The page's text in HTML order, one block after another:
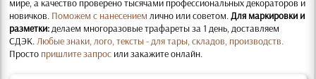
мире, а качество проверено тысячами профессиональных декораторов и
новичков. Поможем с нанесением лично или советом.Для маркировки и
разметки:делаем многоразовые трафареты за 1 день, доставляем
СДЭК.Любые знаки, лого, тексты - для тары, складов, производств.
Просто пришлите запрос или закажите онлайн.